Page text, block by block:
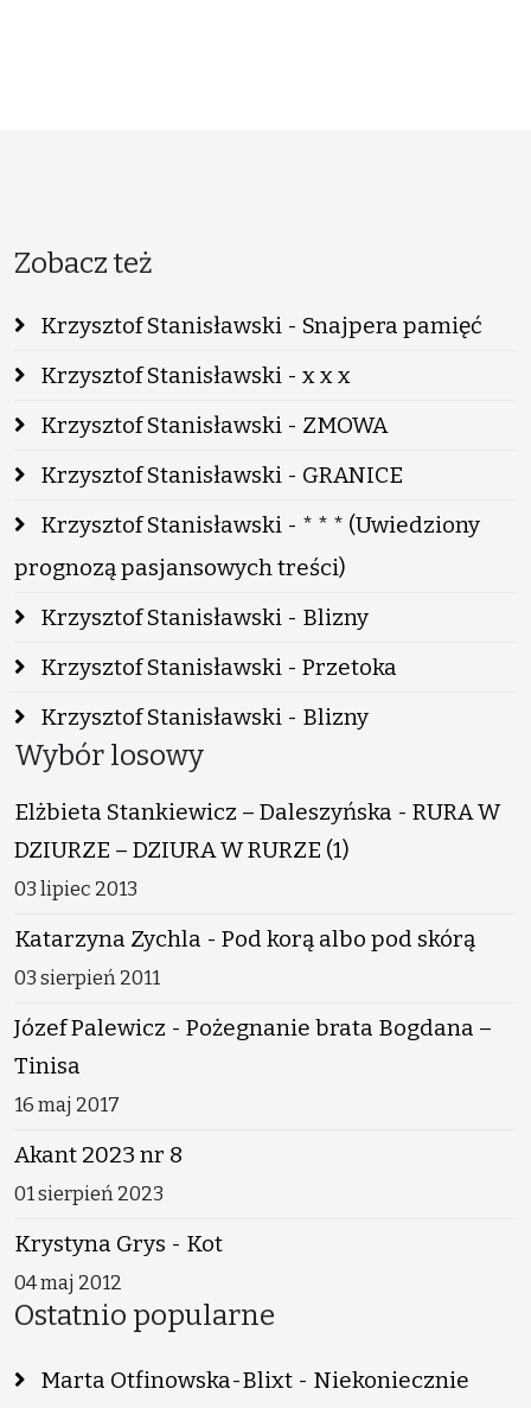
Zobacz też
Krzysztof Stanisławski - Snajpera pamięć
Krzysztof Stanisławski - x x x
Krzysztof Stanisławski - ZMOWA
Krzysztof Stanisławski - GRANICE
Krzysztof Stanisławski - * * * (Uwiedziony
prognozą pasjansowych treści)
Krzysztof Stanisławski - Blizny
Krzysztof Stanisławski - Przetoka
Krzysztof Stanisławski - Blizny
Wybór losowy
Elżbieta Stankiewicz – Daleszyńska - RURA W
DZIURZE – DZIURA W RURZE (1)
03 lipiec 2013
Katarzyna Zychla - Pod korą albo pod skórą
03 sierpień 2011
Józef Palewicz - Pożegnanie brata Bogdana –
Tinisa
16 maj 2017
Akant 2023 nr 8
01 sierpień 2023
Krystyna Grys - Kot
04 maj 2012
Ostatnio popularne
Marta Otfinowska-Blixt - Niekoniecznie